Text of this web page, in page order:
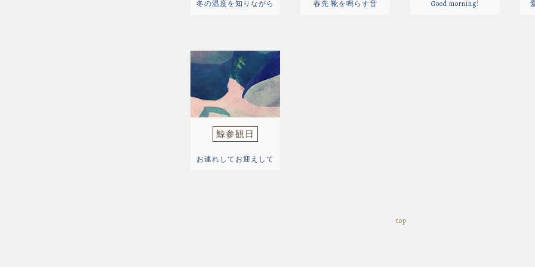
冬の温度を知りながら 春先 靴を鳴らす音 Good morning!
鯨参観日
お連れしてお迎えして
top